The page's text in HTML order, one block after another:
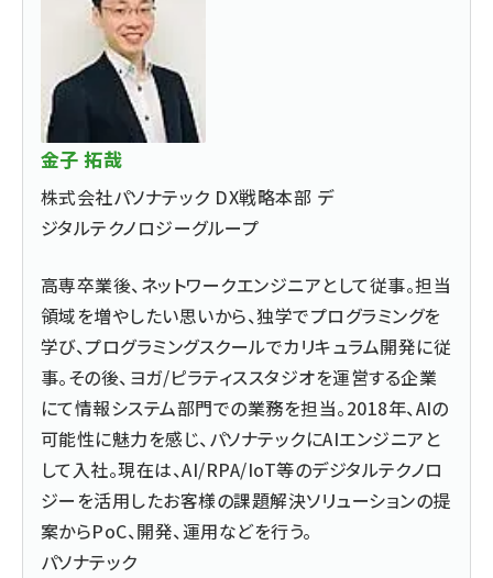
金子 拓哉
株式会社パソナテック DX戦略本部 デ
ジタルテクノロジーグループ
高専卒業後、ネットワークエンジニアとして従事。担当
領域を増やしたい思いから、独学でプログラミングを
学び、プログラミングスクールでカリキュラム開発に従
事。その後、ヨガ/ピラティススタジオを運営する企業
にて情報システム部門での業務を担当。2018年、AIの
可能性に魅力を感じ、パソナテックにAIエンジニアと
して入社。現在は、AI/RPA/IoT等のデジタルテクノロ
ジーを活用したお客様の課題解決ソリューションの提
案からPoC、開発、運用などを行う。
パソナテック